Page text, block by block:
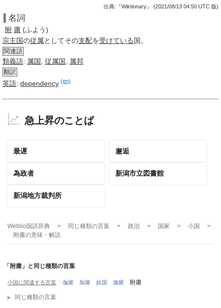
出典:『Wiktionary』 (2021/08/13 04:50 UTC 版)
名詞
附 庸 (ふよう)
宗主国の従属としてその支配を受けている 国。
関連語
類義語: 属国 従属国 属邦
翻訳
英語: dependency (en)
急上昇のことば
最遅 邂逅
為政者 新潟市立図書館
新潟地方裁判所
Weblio国語辞典 > 同じ種類の言葉 > 政治 > 国家 > 小国
>
附庸の意味・解説
「附庸」と同じ種類の言葉
小国に関連する言葉 伽羅 加羅 奴国 迦羅 附庸
同じ種類の言葉